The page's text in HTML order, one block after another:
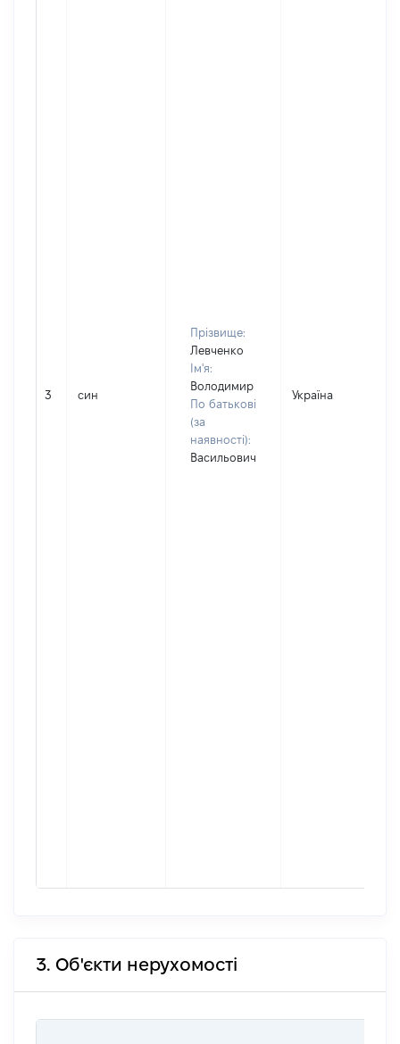
3 син
Прізвище:
Левченко
Ім'я:
Володимир
По батькові
(за
наявності):
Васильович
Україна
3. Об'єкти нерухомості